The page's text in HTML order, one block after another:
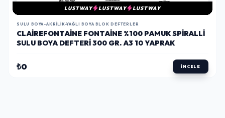
LUSTWAY LUSTWAY LUSTWAY
SULU BOYA-AKRILIK-YAĞLI BOYA BLOK DEFTERLER
CLAIREFONTAINE FONTAINE %100 PAMUK SPIRALLI
SULU BOYA DEFTERI 300 GR. A3 10 YAPRAK
₺0 İNCELE